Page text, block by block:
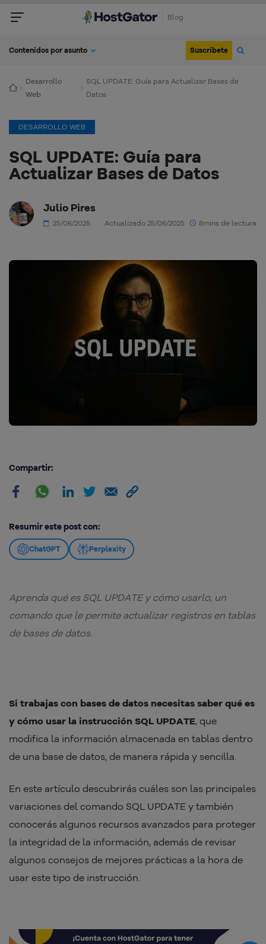
Blog
Contenidos por asunto Suscríbete
Desarrollo
Web
SQL UPDATE: Guía para Actualizar Bases de
Datos
DESARROLLO WEB
SQL UPDATE: Guía para
Actualizar Bases de Datos
Julio Pires
25/06/2025 Actualizado 25/06/2025 8mins de lectura
Compartir:
Resumir este post con:
ChatGPT Perplexity
Aprenda qué es SQL UPDATE y cómo usarlo, un
comando que le permite actualizar registros en tablas
de bases de datos.
Si trabajas con bases de datos necesitas saber qué es
y cómo usar la instrucción SQL UPDATE, que
modifica la información almacenada en tablas dentro
de una base de datos, de manera rápida y sencilla.
En este artículo descubrirás cuáles son las principales
variaciones del comando SQL UPDATE y también
conocerás algunos recursos avanzados para proteger
la integridad de la información, además de revisar
algunos consejos de mejores prácticas a la hora de
usar este tipo de instrucción.